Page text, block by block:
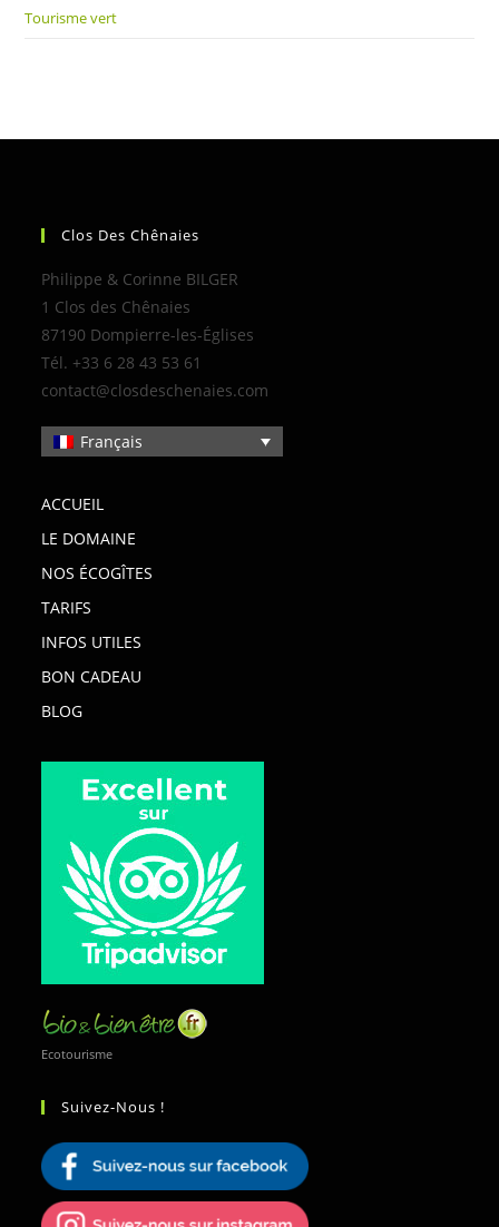
Tourisme vert
Clos Des Chênaies
Philippe & Corinne BILGER
1 Clos des Chênaies
87190 Dompierre-les-Églises
Tél. +33 6 28 43 53 61
contact@closdeschenaies.com
Français
ACCUEIL
LE DOMAINE
NOS ÉCOGÎTES
TARIFS
INFOS UTILES
BON CADEAU
BLOG
Ecotourisme
Suivez-Nous !